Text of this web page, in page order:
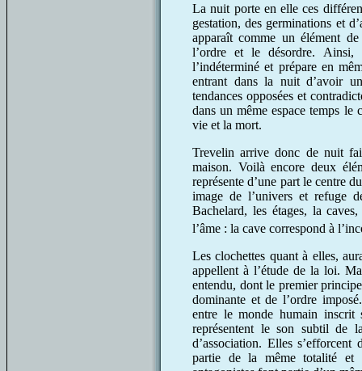
La nuit porte en elle ces
gestation, des germinations et
apparaît comme un élément
l’ordre et le désordre.
l’indéterminé et prépare en
entrant dans la nuit d’avoir
tendances opposées et
dans un même espace temps
vie et la mort.
Trevelin arrive donc de nuit
maison. Voilà encore deux
représente d’une part le centre
image de l’univers et refuge
Bachelard, les étages, la
l’âme : la cave correspond à
Les clochettes quant à elles,
appellent à l’étude de la loi.
entendu, dont le premier
dominante et de l’ordre
entre le monde humain
représentent le son subtil de
d’association. Elles
partie de la même totalité et